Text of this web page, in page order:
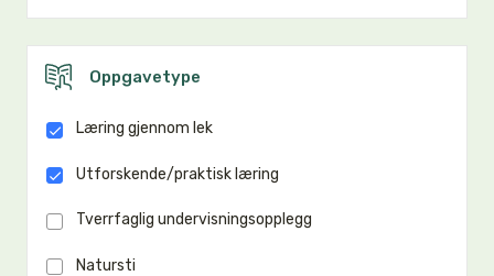
Oppgavetype
Læring gjennom lek
Utforskende/praktisk læring
Tverrfaglig undervisningsopplegg
Natursti